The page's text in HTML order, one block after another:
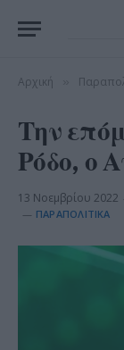
Αρχική
Την
Ρόδο, ο
13 Νοεμβρίου 2022
ΠΑΡΑΠΟΛΙΤΙΚΆ